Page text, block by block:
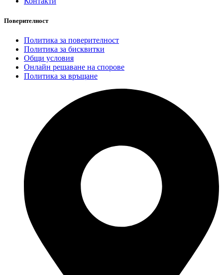
Поверителност
Политика за поверителност
Политика за бисквитки
Общи условия
Онлайн решаване на спорове
Политика за връщане